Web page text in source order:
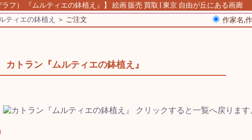
ラフ） 『ムルティエの鉢植え』】 絵画 販売 買取 | 東京 自由が丘にある画廊
ティエの鉢植え ＞ ご注文 作家名,
カトラン『ムルティエの鉢植え』